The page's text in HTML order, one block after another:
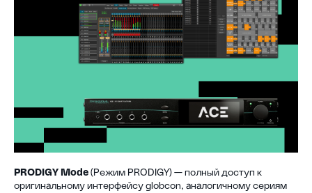
PRODIGY Mode (Режим PRODIGY) — полный доступ к
оригинальному интерфейсу globcon, аналогичному сериям